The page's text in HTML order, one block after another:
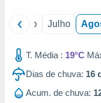
Junho Julho
T. Média : 19°C
Dias de chuva: 16
Acum. de chuva: